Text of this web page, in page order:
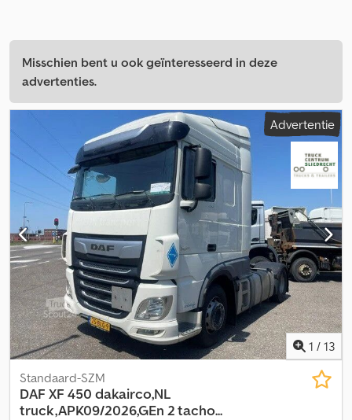
Misschien bent u ook geïnteresseerd in deze
advertenties.
Advertentie
1 / 13
Standaard-SZM
DAF XF 450 dakairco,NL
truck,APK09/2026,GEn 2 tacho...